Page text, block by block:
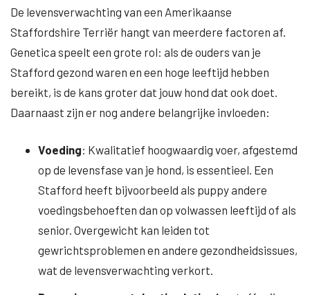
De levensverwachting van een Amerikaanse
Staffordshire Terriër hangt van meerdere factoren af.
Genetica speelt een grote rol: als de ouders van je
Stafford gezond waren en een hoge leeftijd hebben
bereikt, is de kans groter dat jouw hond dat ook doet.
Daarnaast zijn er nog andere belangrijke invloeden:
Voeding: Kwalitatief hoogwaardig voer, afgestemd
op de levensfase van je hond, is essentieel. Een
Stafford heeft bijvoorbeeld als puppy andere
voedingsbehoeften dan op volwassen leeftijd of als
senior. Overgewicht kan leiden tot
gewrichtsproblemen en andere gezondheidsissues,
wat de levensverwachting verkort.